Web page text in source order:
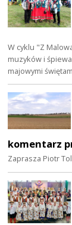
W cyklu "Z
muzyków i
majowymi
komentarz
Zaprasza Piotr